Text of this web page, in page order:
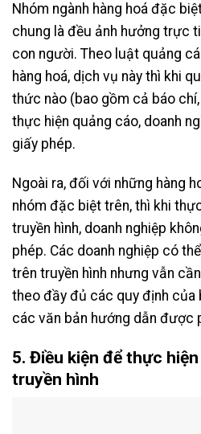
Nhóm ngành hàng hoá đặc
chung là đều ảnh hưởng trực
con người. Theo luật quảng
hàng hoá, dịch vụ này thì khi
thức nào (bao gồm cả báo
thực hiện quảng cáo, doanh
giấy phép.
Ngoài ra, đối với những hàng
nhóm đặc biệt trên, thì khi
truyền hình, doanh nghiệp
phép. Các doanh nghiệp có
trên truyền hình nhưng vẫn
theo đầy đủ các quy định của
các văn bản hướng dẫn được
5. Điều kiện để thực
truyền hình